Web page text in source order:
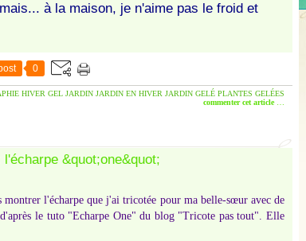
à la maison, je n'aime pas le froid et
0
HIVER GEL JARDIN JARDIN EN HIVER JARDIN GELÉ PLANTES GELÉES
commenter cet article
l'écharpe que j'ai tricotée pour ma belle-sœur avec de
le tuto "Echarpe One" du blog "Tricote pas tout". Elle